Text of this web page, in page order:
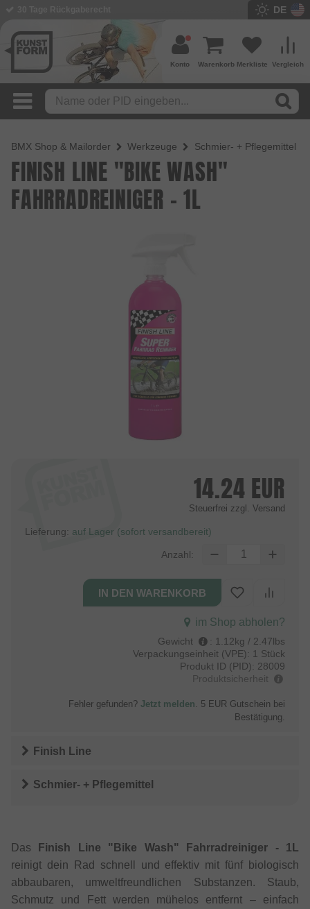
DE
Vergleich
Merkliste
Warenkorb
Konto
BMX Shop & Mailorder Werkzeuge Schmier- + Pflegemittel
FINISH LINE "BIKE WASH"
FAHRRADREINIGER - 1L
14.24 EUR
Steuerfrei zzgl. Versand
Lieferung: auf Lager (sofort versandbereit)
Anzahl:
im Shop abholen?
Gewicht : 1.12kg / 2.47lbs
Verpackungseinheit (VPE): 1 Stück
Produkt ID (PID): 28009
Produktsicherheit
Fehler gefunden? Jetzt melden. 5 EUR Gutschein bei
Bestätigung.
Finish Line
Schmier- + Pflegemittel
Das
Finish Line "Bike Wash" Fahrradreiniger - 1L
reinigt dein Rad schnell und effektiv mit fünf biologisch
abbaubaren, umweltfreundlichen Substanzen. Staub,
Schmutz und Fett werden mühelos entfernt – einfach